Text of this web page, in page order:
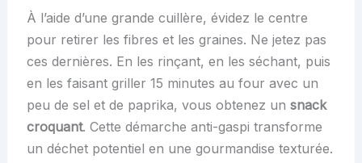
À l’aide d’une grande cuillère, évidez le centre
pour retirer les fibres et les graines. Ne jetez pas
ces dernières. En les rinçant, en les séchant, puis
en les faisant griller 15 minutes au four avec un
peu de sel et de paprika, vous obtenez un snack
croquant. Cette démarche anti-gaspi transforme
un déchet potentiel en une gourmandise texturée.